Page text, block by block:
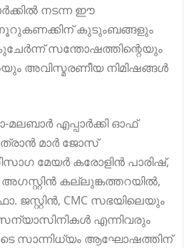
നടന്ന ഈ
കുടുംബങ്ങളും
സന്തോഷത്തിന്റെയും
അവിസ്മരണീയ നിമിഷങ്ങൾ
മലബാർ എപ്പാർക്കി ഓഫ്
മാർ ജോസ്
മേയർ കരോളിൻ പാരിഷ്,
കല്ലുങ്കത്തറയിൽ,
ജസ്റ്റിൻ, CMC സഭയിലെയും
എന്നിവരും
സാന്നിധ്യം ആഘോഷത്തിന്